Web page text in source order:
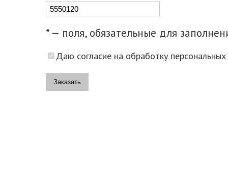
* — поля, обязательные для
Даю согласие на обработку